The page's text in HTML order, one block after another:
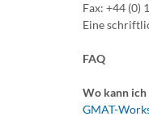
Fax: +44 (0)
Eine
FAQ
Wo kann ich
GMAT-